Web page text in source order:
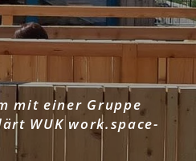
mit einer Gruppe
WUK work.space-